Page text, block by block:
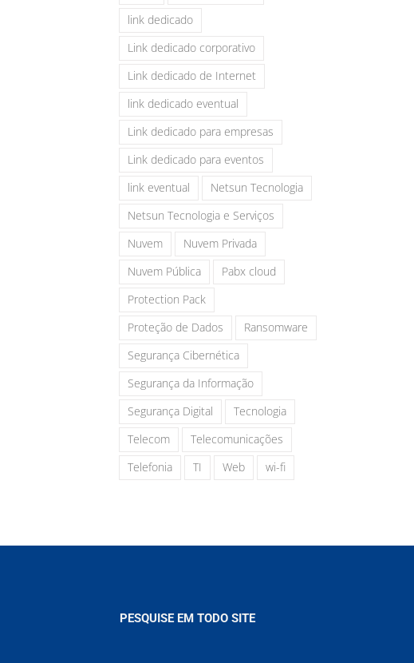
link dedicado
Link dedicado corporativo
Link dedicado de Internet
link dedicado eventual
Link dedicado para empresas
Link dedicado para eventos
link eventual
Netsun Tecnologia
Netsun Tecnologia e Serviços
Nuvem
Nuvem Privada
Nuvem Pública
Pabx cloud
Protection Pack
Proteção de Dados
Ransomware
Segurança Cibernética
Segurança da Informação
Segurança Digital
Tecnologia
Telecom
Telecomunicações
Telefonia
TI Web wi-fi
PESQUISE EM TODO SITE